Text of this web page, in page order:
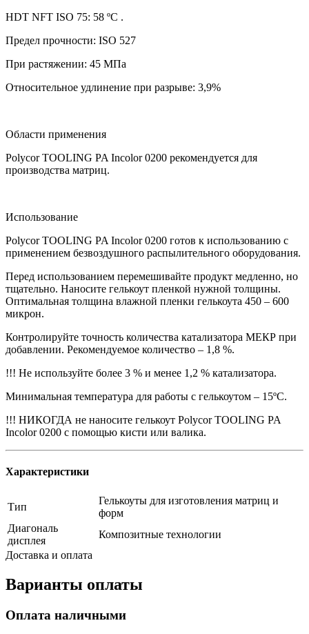
HDT NFT ISO 75: 58 ºC .
Предел прочности: ISO 527
При растяжении: 45 МПа
Относительное удлинение при разрыве: 3,9%
Области применения
Polycor TOOLING PA Incolor 0200 рекомендуется для
производства матриц.
Использование
Polycor TOOLING PA Incolor 0200 готов к использованию с
применением безвоздушного распылительного оборудования.
Перед использованием перемешивайте продукт медленно, но
тщательно. Наносите гелькоут пленкой нужной толщины.
Оптимальная толщина влажной пленки гелькоута 450 – 600
микрон.
Контролируйте точность количества катализатора МЕКР при
добавлении. Рекомендуемое количество – 1,8 %.
!!! Не используйте более 3 % и менее 1,2 % катализатора.
Минимальная температура для работы с гелькоутом – 15ºС.
!!! НИКОГДА не наносите гелькоут Polycor TOOLING PA
Incolor 0200 с помощью кисти или валика.
Характеристики
Тип
Гелькоуты для изготовления матриц и
форм
Диагональ
дисплея
Композитные технологии
Доставка и оплата
Варианты оплаты
Оплата наличными